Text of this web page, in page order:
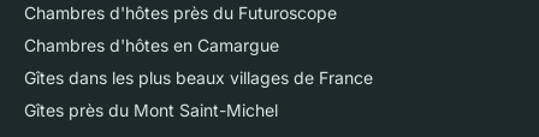
Chambres d'hôtes près du Futuroscope
Chambres d'hôtes en Camargue
Gîtes dans les plus beaux villages de France
Gîtes près du Mont Saint-Michel